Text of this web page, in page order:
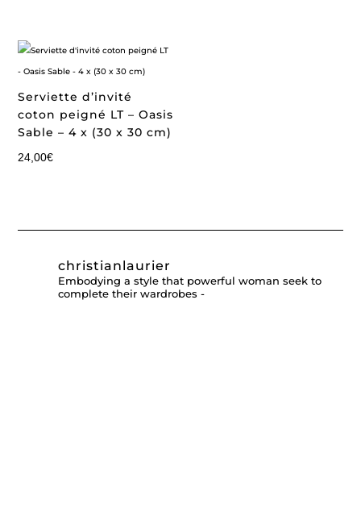
Serviette d’invité
coton peigné LT – Oasis
Sable – 4 x (30 x 30 cm)
24,00€
christianlaurier
Embodying a style that powerful woman seek to
complete their wardrobes -